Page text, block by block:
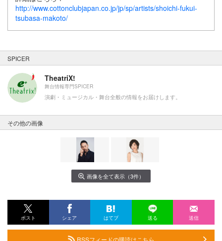
http://www.cottonclubjapan.co.jp/jp/sp/artists/shoichi-fukui-
tsubasa-makoto/
SPICER
TheatriX!
舞台情報専門SPICER
演劇・ミュージカル・舞台全般の情報をお届けします。
その他の画像
画像を全て表示（3件）
ポスト シェア はてブ 送る 送信
RSSフィードの購読はこちら